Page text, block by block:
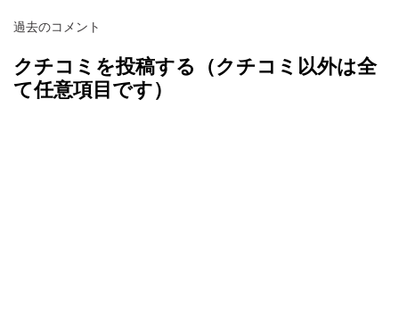
コ
メ
ン
ト
過去のコメント
クチコミを投稿する（クチコミ以外は全
て任意項目です）